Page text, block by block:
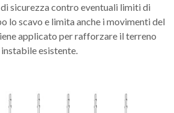
sicurezza contro eventuali limiti di
lo scavo e limita anche i movimenti del
applicato per rafforzare il terreno
instabile esistente.